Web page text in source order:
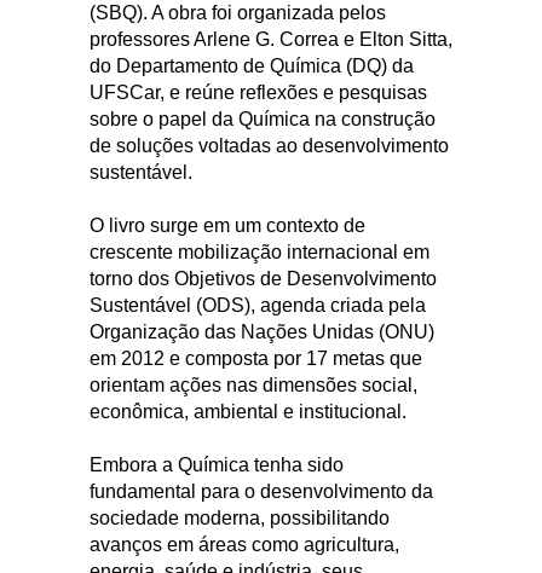
(SBQ). A obra foi organizada pelos
professores Arlene G. Correa e Elton Sitta,
do Departamento de Química (DQ) da
UFSCar, e reúne reflexões e pesquisas
sobre o papel da Química na construção
de soluções voltadas ao desenvolvimento
sustentável.
O livro surge em um contexto de
crescente mobilização internacional em
torno dos Objetivos de Desenvolvimento
Sustentável (ODS), agenda criada pela
Organização das Nações Unidas (ONU)
em 2012 e composta por 17 metas que
orientam ações nas dimensões social,
econômica, ambiental e institucional.
Embora a Química tenha sido
fundamental para o desenvolvimento da
sociedade moderna, possibilitando
avanços em áreas como agricultura,